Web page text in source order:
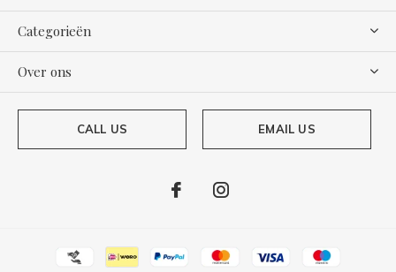
Categorieën
Over ons
CALL US EMAIL US